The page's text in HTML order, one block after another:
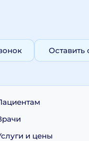
Оставить
и цены